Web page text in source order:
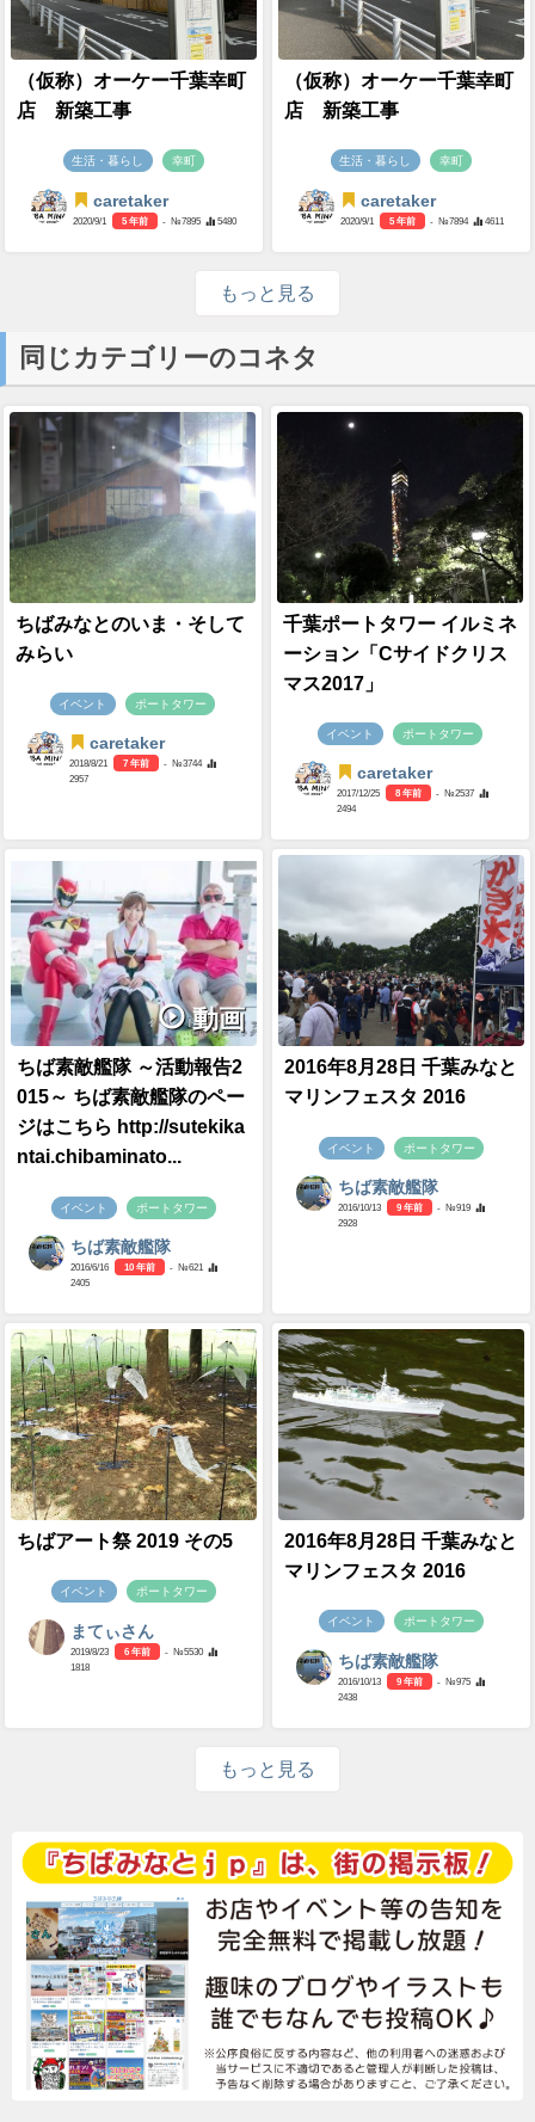
（仮称）オーケー千葉幸町
店 新築工事
生活・暮らし 幸町
caretaker
2020/9/1 5 年前 - №7895 5480
（仮称）オーケー千葉幸町
店 新築工事
生活・暮らし 幸町
caretaker
2020/9/1 5 年前 - №7894 4611
もっと見る
同じカテゴリーのコネタ
ちばみなとのいま・そして
みらい
イベント ポートタワー
caretaker
2018/8/21 7 年前
- №3744
2957
千葉ポートタワー イルミネ
ーション「Cサイドクリス
マス2017」
イベント ポートタワー
caretaker
2017/12/25 8 年前
- №2537
2494
動画
ちば素敵艦隊 ～活動報告2
015～ ちば素敵艦隊のペー
ジはこちら http://sutekika
ntai.chibaminato...
イベント ポートタワー
ちば素敵艦隊
2016/6/16 10 年前
- №621
2405
2016年8月28日 千葉みなと
マリンフェスタ 2016
イベント ポートタワー
ちば素敵艦隊
2016/10/13 9 年前
- №919
2928
ちばアート祭 2019 その5
イベント ポートタワー
まてぃさん
2019/8/23 6 年前
- №5530
1818
2016年8月28日 千葉みなと
マリンフェスタ 2016
イベント ポートタワー
ちば素敵艦隊
2016/10/13 9 年前
- №975
2438
もっと見る